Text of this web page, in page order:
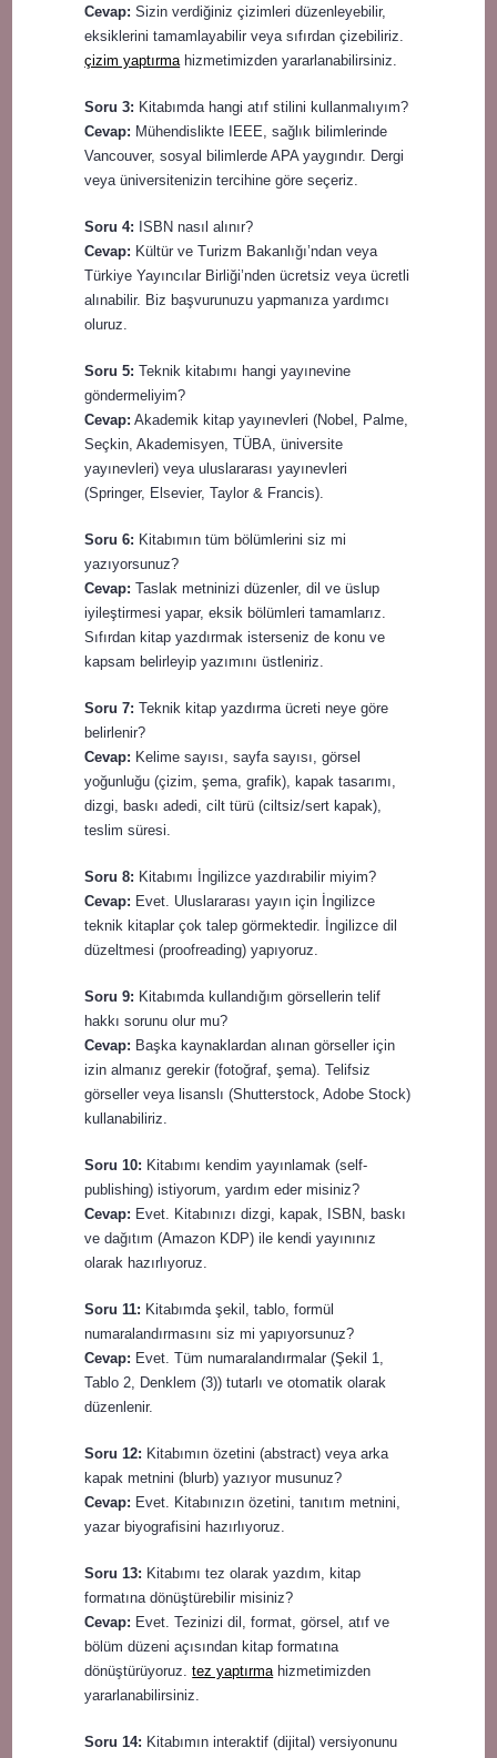
Cevap: Sizin verdiğiniz çizimleri düzenleyebilir,
eksiklerini tamamlayabilir veya sıfırdan çizebiliriz.
çizim yaptırma hizmetimizden yararlanabilirsiniz.
Soru 3: Kitabımda hangi atıf stilini kullanmalıyım?
Cevap: Mühendislikte IEEE, sağlık bilimlerinde
Vancouver, sosyal bilimlerde APA yaygındır. Dergi
veya üniversitenizin tercihine göre seçeriz.
Soru 4: ISBN nasıl alınır?
Cevap: Kültür ve Turizm Bakanlığı’ndan veya
Türkiye Yayıncılar Birliği’nden ücretsiz veya ücretli
alınabilir. Biz başvurunuzu yapmanıza yardımcı
oluruz.
Soru 5: Teknik kitabımı hangi yayınevine
göndermeliyim?
Cevap: Akademik kitap yayınevleri (Nobel, Palme,
Seçkin, Akademisyen, TÜBA, üniversite
yayınevleri) veya uluslararası yayınevleri
(Springer, Elsevier, Taylor & Francis).
Soru 6: Kitabımın tüm bölümlerini siz mi
yazıyorsunuz?
Cevap: Taslak metninizi düzenler, dil ve üslup
iyileştirmesi yapar, eksik bölümleri tamamlarız.
Sıfırdan kitap yazdırmak isterseniz de konu ve
kapsam belirleyip yazımını üstleniriz.
Soru 7: Teknik kitap yazdırma ücreti neye göre
belirlenir?
Cevap: Kelime sayısı, sayfa sayısı, görsel
yoğunluğu (çizim, şema, grafik), kapak tasarımı,
dizgi, baskı adedi, cilt türü (ciltsiz/sert kapak),
teslim süresi.
Soru 8: Kitabımı İngilizce yazdırabilir miyim?
Cevap: Evet. Uluslararası yayın için İngilizce
teknik kitaplar çok talep görmektedir. İngilizce dil
düzeltmesi (proofreading) yapıyoruz.
Soru 9: Kitabımda kullandığım görsellerin telif
hakkı sorunu olur mu?
Cevap: Başka kaynaklardan alınan görseller için
izin almanız gerekir (fotoğraf, şema). Telifsiz
görseller veya lisanslı (Shutterstock, Adobe Stock)
kullanabiliriz.
Soru 10: Kitabımı kendim yayınlamak (self-
publishing) istiyorum, yardım eder misiniz?
Cevap: Evet. Kitabınızı dizgi, kapak, ISBN, baskı
ve dağıtım (Amazon KDP) ile kendi yayınınız
olarak hazırlıyoruz.
Soru 11: Kitabımda şekil, tablo, formül
numaralandırmasını siz mi yapıyorsunuz?
Cevap: Evet. Tüm numaralandırmalar (Şekil 1,
Tablo 2, Denklem (3)) tutarlı ve otomatik olarak
düzenlenir.
Soru 12: Kitabımın özetini (abstract) veya arka
kapak metnini (blurb) yazıyor musunuz?
Cevap: Evet. Kitabınızın özetini, tanıtım metnini,
yazar biyografisini hazırlıyoruz.
Soru 13: Kitabımı tez olarak yazdım, kitap
formatına dönüştürebilir misiniz?
Cevap: Evet. Tezinizi dil, format, görsel, atıf ve
bölüm düzeni açısından kitap formatına
dönüştürüyoruz.tez yaptırma hizmetimizden
yararlanabilirsiniz.
Soru 14: Kitabımın interaktif (dijital) versiyonunu